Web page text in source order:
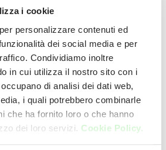
i cookie
personalizzare contenuti ed
dei social media e per
Condividiamo inoltre
in cui utilizza il nostro sito con i
di analisi dei dati web,
i quali potrebbero combinarle
che ha fornito loro o che hanno
dei loro servizi. Cookie Policy.
Snc